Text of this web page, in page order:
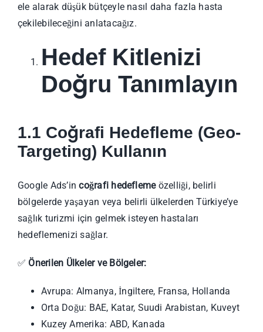
ele alarak düşük bütçeyle nasıl daha fazla hasta
çekilebileceğini anlatacağız.
Hedef Kitlenizi
Doğru Tanımlayın
1.1 Coğrafi Hedefleme (Geo-
Targeting) Kullanın
Google Ads’incoğrafi hedeflemeözelliği, belirli
bölgelerde yaşayan veya belirli ülkelerden Türkiye’ye
sağlık turizmi için gelmek isteyen hastaları
hedeflemenizi sağlar.
✅ Önerilen Ülkeler ve Bölgeler:
Avrupa: Almanya, İngiltere, Fransa, Hollanda
Orta Doğu: BAE, Katar, Suudi Arabistan, Kuveyt
Kuzey Amerika: ABD, Kanada